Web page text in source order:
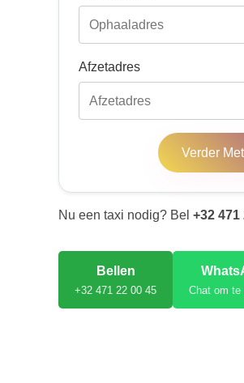
Afzetadres
Verder
Nu een taxi nodig? Bel +32 471
Bellen
+32 471 22 00 45 Chat om te